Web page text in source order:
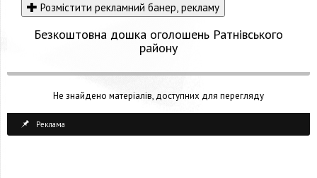
Розмістити рекламний банер, рекламу
Безкоштовна дошка оголошень Ратнівського
району
Не знайдено матеріалів, доступних для перегляду
Реклама